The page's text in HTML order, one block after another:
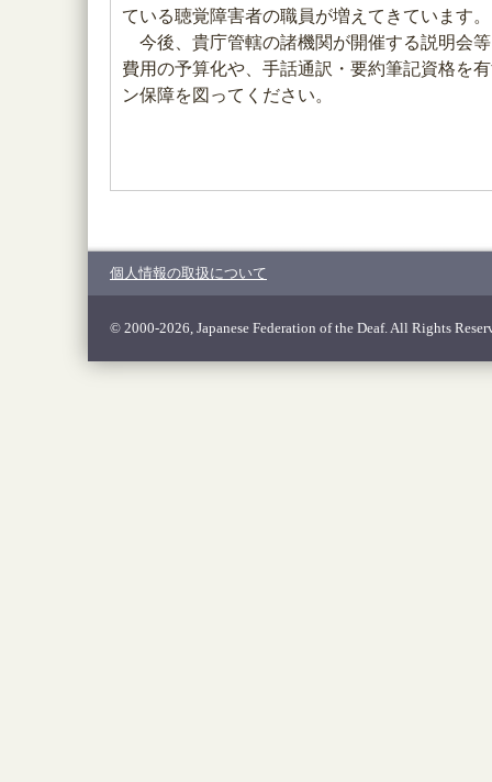
ている聴覚障害者の職員が増えてきています。
今後、貴庁管轄の諸機関が開催する説明会
費用の予算化や、手話通訳・要約筆記資格を
ン保障を図ってください。
個人情報の取扱について
© 2000-2026, Japanese Federation of the Deaf. All Rights